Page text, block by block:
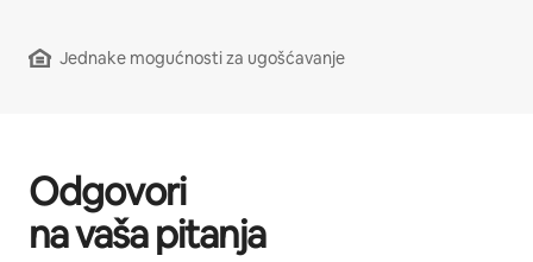
Jednake mogućnosti za ugošćavanje
Odgovori
na vaša pitanja